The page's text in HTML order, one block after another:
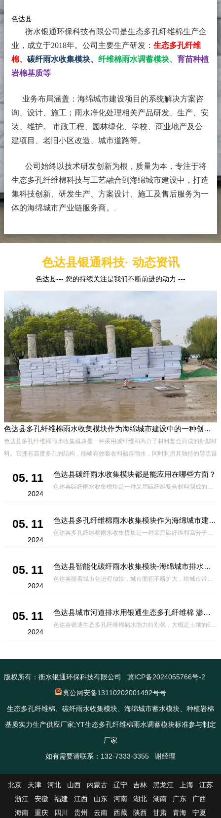
色达县
衡水银通环保科技有限公司是生态多孔纤维棉生产企
业，成立于2018年。 公司主要生产研发： 生态多孔纤维
棉、 碳纤雨水收集模块、 纤维棉雨水调蓄模块、 育苗种植
岩棉基质等
业务布局涵盖：海绵城市建设项目的系统解决方案咨
询、设计、施工；雨水净化处理相关产品研发、生产、安
装、维护。 市政工程、园林绿化、学校、商业地产及公
建项目、老旧小区改造、城市道路等。
公司始终以技术研发创新为根，质量为本，专注于将
生态多孔纤维棉科技与工艺融合到海绵城市建设中，打造
集科技创新、研发生产、方案设计、施工及售后服务为一
体的海绵城市产业链服务商。
色达县银通科技· 动态资讯
色达县--- 您的持续关注是我们不断前进的动力 ---
色达县多孔纤维棉雨水收集模块作为海绵城市建设中的一种创新材料
色达县多孔纤维棉雨水收集模块是一种采用碳纤维和高分子材料复合而成的新型材
料。它拥有高度多孔的结构，能够有效吸收和储存雨水，同时利用其独特的导流设
05. 11
2024
色达县碳纤雨水收集模块都是能应用在哪些方面？
色达县碳纤雨水收集模块是一种采用碳纤维复合材料制成的雨水收集装置，具有*、环保、可持续等诸多优点。这种模块的设计独特，结构轻巧且强度高，耐腐蚀，能够在各种环境条件下稳定运行。其广泛的应用领域不仅体现在城市规
05. 11
2024
色达县多孔纤维棉雨水收集模块作为海绵城市建设中的一种创新材料
色达县多孔纤维棉雨水收集模块是一种采用碳纤维和高分子材料复合而成的新型材料。它拥有高度多孔的结构，能够有效吸收和储存雨水，同时利用其独特的导流设计，将雨水迅速排出，有效防止城市内涝的发生。此外，该材料还具有
05. 11
2024
色达县智能化碳纤雨水收集模块-海绵城市排水蓄水系统的优选项
色达县随着城市化进程加快，城市面积不断扩大，给城市带来的问题也随之增加。其中之一就是水资源的短缺。雨水收集是一种解决城市水资源短缺的有效途径。在雨水收集技术中，智能化碳纤雨水收集模块的出现，为解决城市水资源
05. 11
2024
色达县城市河道排水用银通生态多孔纤维棉 渗透性好重量轻
色达县银通生态多孔纤维棉储水能力特别强，大概是土壤的6倍，所以在下暴雨或者是严重的雨雪天气时，能将降水量很好的吸收掉，到了天气晴朗之后又会将这些水分蒸发到空气中。这种材料在绿化环保上能起到很大的作用，能够大
版权所有：衡水银通环保科技有限公司
冀ICP备2024055766号-2
冀公网安备13110202001492号号
生态多孔纤维棉、碳纤雨水收集模块、海绵城市蓄水模块、种植岩棉
基质实力生产供应厂家;YT生态多孔纤维棉雨水调蓄模块标准参与制定
厂家
如有需要请联系：132-7333-3355 谢经理
北京 天津 河北 山西 内蒙古 辽宁 吉林 黑龙江 上海
江苏
浙江
安徽 福建 江西 山东 河南 湖北 湖南 广东
广西
海南
重庆 四川 贵州 云南 西藏 陕西 甘肃 青海 宁夏